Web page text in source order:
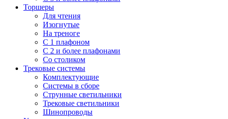
Торшеры
Для чтения
Изогнутые
На треноге
С 1 плафоном
С 2 и более плафонами
Со столиком
Трековые системы
Комплектующие
Системы в сборе
Струнные светильники
Трековые светильники
Шинопроводы